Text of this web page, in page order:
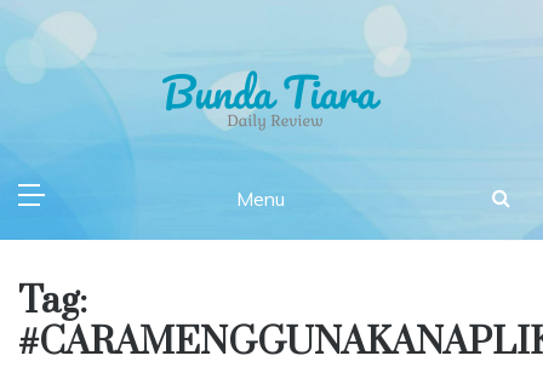
Skip
content
Daily Review Bunda Tiara
Menu
Tag: